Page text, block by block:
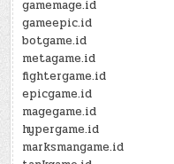
gamemage.id
gameepic.id
botgame.id
metagame.id
fightergame.id
epicgame.id
magegame.id
hypergame.id
marksmangame.id